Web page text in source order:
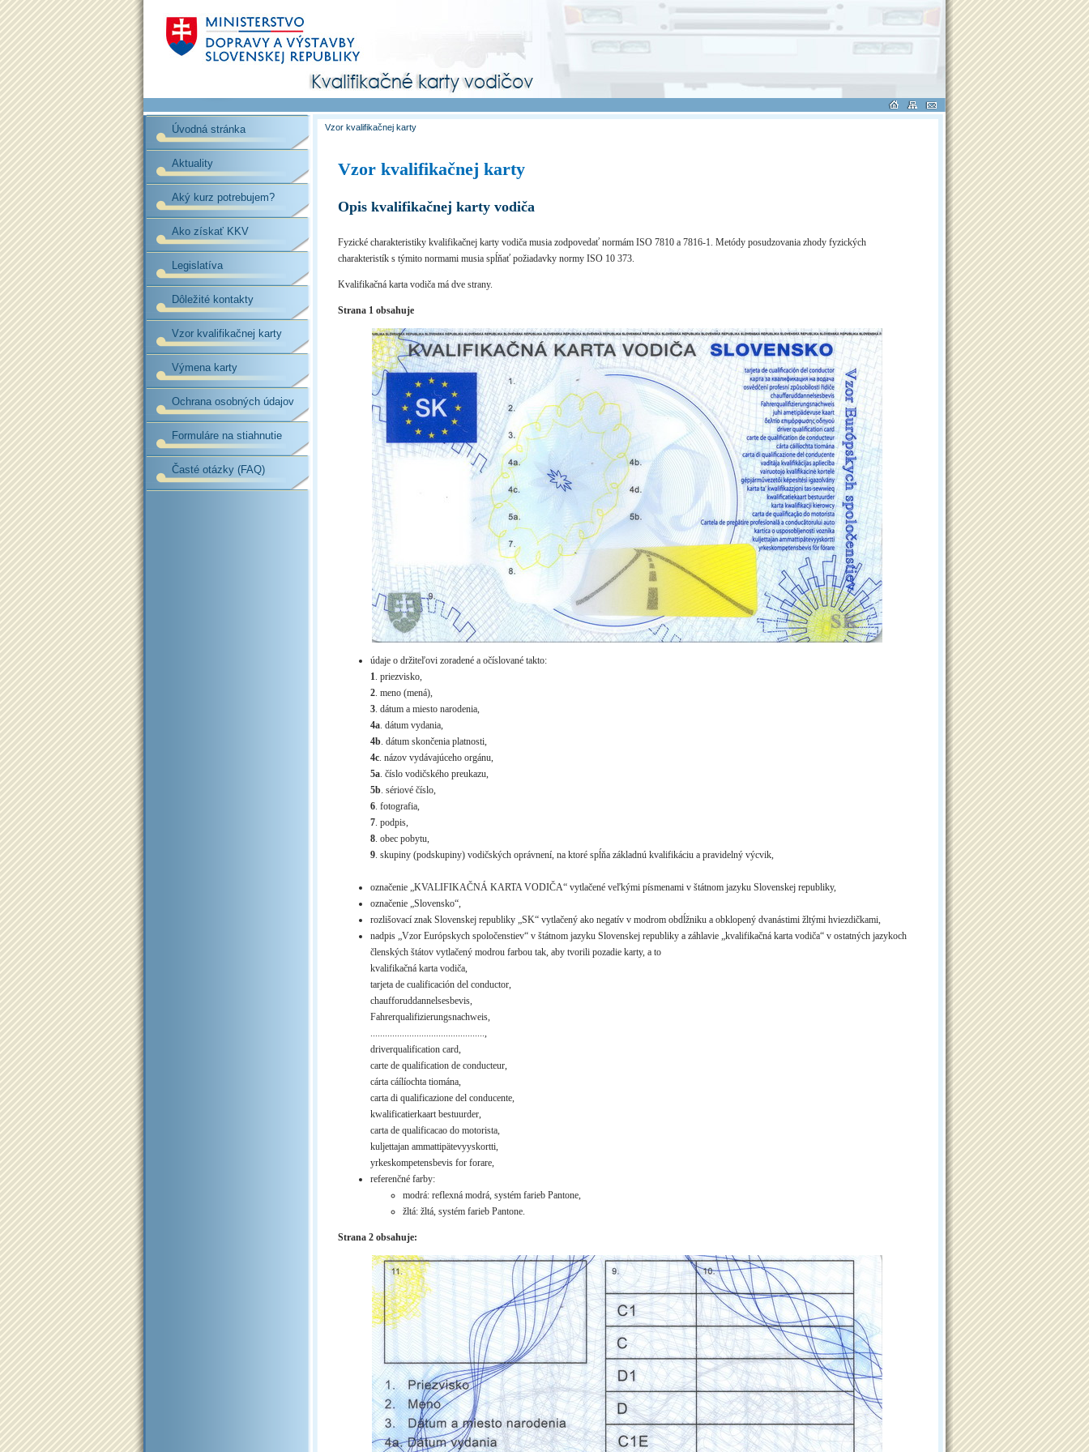
Úvodná stránka
Aktuality
Aký kurz potrebujem?
Ako získať KKV
Legislatíva
Dôležité kontakty
Vzor kvalifikačnej karty
Výmena karty
Ochrana osobných údajov
Formuláre na stiahnutie
Časté otázky (FAQ)
Vzor kvalifikačnej karty
Vzor kvalifikačnej karty
Opis kvalifikačnej karty vodiča
Fyzické charakteristiky kvalifikačnej karty vodiča musia zodpovedať normám ISO 7810 a 7816-1. Metódy posudzovania zhody fyzických
charakteristík s týmito normami musia spĺňať požiadavky normy ISO 10 373.
Kvalifikačná karta vodiča má dve strany.
Strana 1 obsahuje
údaje o držiteľovi zoradené a očíslované takto:
1 . priezvisko,
2 . meno (mená),
3 . dátum a miesto narodenia,
4a . dátum vydania,
4b . dátum skončenia platnosti,
4c . názov vydávajúceho orgánu,
5a . číslo vodičského preukazu,
5b . sériové číslo,
6 . fotografia,
7 . podpis,
8 . obec pobytu,
9 . skupiny (podskupiny) vodičských oprávnení, na ktoré spĺňa základnú kvalifikáciu a pravidelný výcvik,
označenie „KVALIFIKAČNÁ KARTA VODIČA“ vytlačené veľkými písmenami v štátnom jazyku Slovenskej republiky,
označenie „Slovensko“,
rozlišovací znak Slovenskej republiky „SK“ vytlačený ako negatív v modrom obdĺžniku a obklopený dvanástimi žltými hviezdičkami,
nadpis „Vzor Európskych spoločenstiev“ v štátnom jazyku Slovenskej republiky a záhlavie „kvalifikačná karta vodiča“ v ostatných jazykoch
členských štátov vytlačený modrou farbou tak, aby tvorili pozadie karty, a to
kvalifikačná karta vodiča,
tarjeta de cualificación del conductor,
chaufforuddannelsesbevis,
Fahrerqualifizierungsnachweis,
driverqualification card,
carte de qualification de conducteur,
cárta cáílíochta tiomána,
carta di qualificazione del conducente,
kwalificatierkaart bestuurder,
carta de qualificacao do motorista,
kuljettajan ammattipätevyyskortti,
yrkeskompetensbevis for forare,
referenčné farby:
modrá: reflexná modrá, systém farieb Pantone,
žltá: žltá, systém farieb Pantone.
Strana 2 obsahuje: